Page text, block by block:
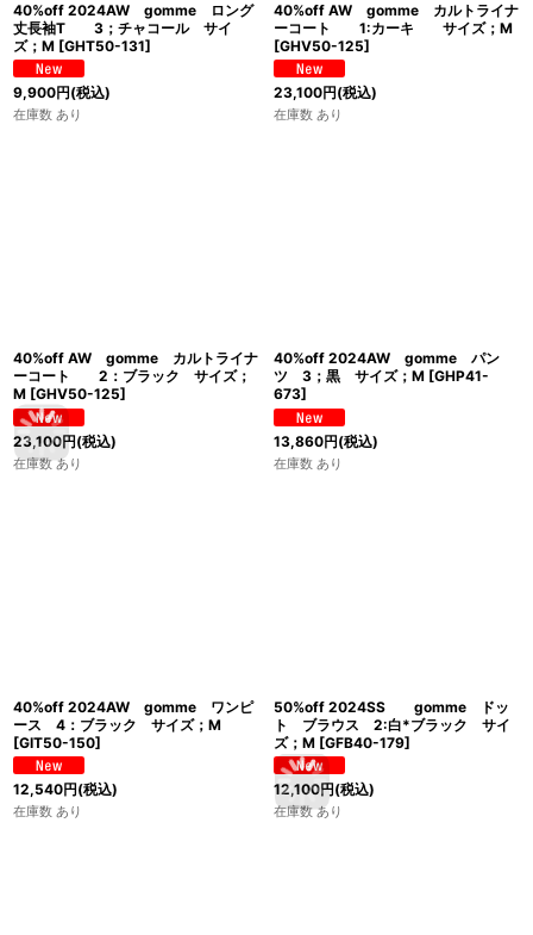
40%off 2024AW gomme ロング
丈長袖T 3；チャコール サイ
ズ；M [GHT50-131]
9,900円(税込)
在庫数 あり
40%off AW gomme カルトライナ
ーコート 1:カーキ サイズ；M
[GHV50-125]
23,100円(税込)
在庫数 あり
40%off AW gomme カルトライナ
ーコート 2：ブラック サイズ；
M [GHV50-125]
23,100円(税込)
在庫数 あり
40%off 2024AW gomme パン
ツ 3；黒 サイズ；M [GHP41-
673]
13,860円(税込)
在庫数 あり
40%off 2024AW gomme ワンピ
ース 4：ブラック サイズ；M
[GIT50-150]
12,540円(税込)
在庫数 あり
50%off 2024SS gomme ドッ
ト ブラウス 2:白*ブラック サイ
ズ；M [GFB40-179]
12,100円(税込)
在庫数 あり